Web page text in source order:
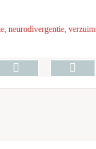
,neurodivergentie,verzuim